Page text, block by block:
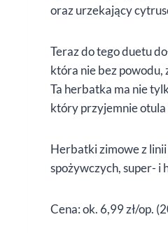
oraz urzekający
Teraz do tego duetu
która nie bez powodu,
Ta herbatka ma nie
który przyjemnie otula
Herbatki zimowe z
spożywczych, super- i
Cena: ok. 6,99 zł/op.